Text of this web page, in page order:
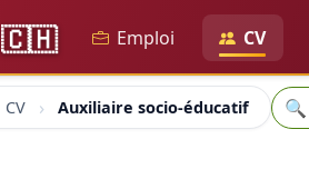
🇨🇭 Emploi CV
CV Auxiliaire socio-éducatif 🔍